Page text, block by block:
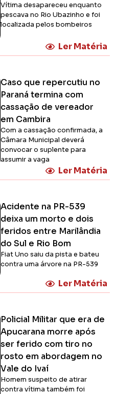
Vítima desapareceu enquanto
pescava no Rio Ubazinho e foi
localizada pelos bombeiros
Ler Matéria
Caso que repercutiu no
Paraná termina com
cassação de vereador
em Cambira
Com a cassação confirmada, a
Câmara Municipal deverá
convocar o suplente para
assumir a vaga
Ler Matéria
Acidente na PR-539
deixa um morto e dois
feridos entre Marilândia
do Sul e Rio Bom
Fiat Uno saiu da pista e bateu
contra uma árvore na PR-539
Ler Matéria
Policial Militar que era de
Apucarana morre após
ser ferido com tiro no
rosto em abordagem no
Vale do Ivaí
Homem suspeito de atirar
contra vítima também foi